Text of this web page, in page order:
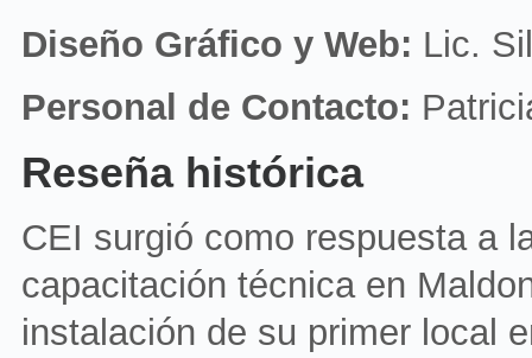
Diseño Gráfico y Web: Lic.
Personal de Contacto:
Reseña histórica
CEI surgió como respuesta a
capacitación técnica en
instalación de su primer local